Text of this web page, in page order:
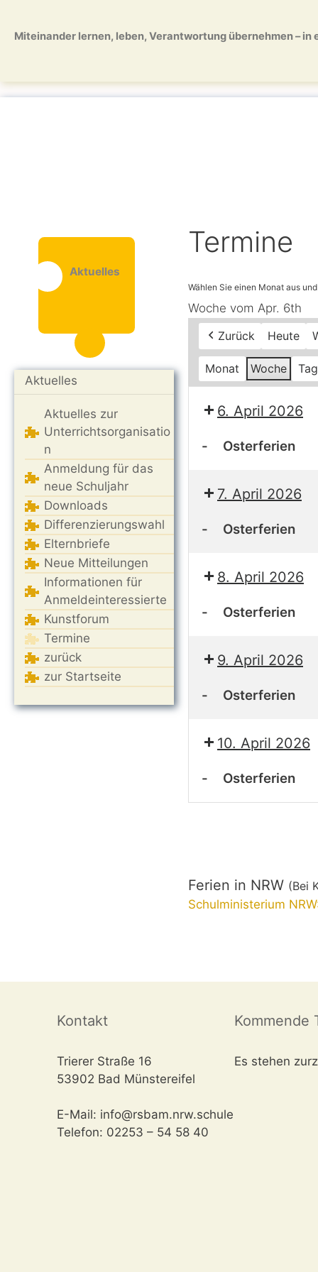
springen
springen
Miteinander lernen, leben, Verantwortung übernehmen – in
Aktuelles
Aktuelles
Aktuelles zur
Unterrichtsorganisatio
n
Anmeldung für das
neue Schuljahr
Downloads
Differenzierungswahl
Elternbriefe
Neue Mitteilungen
Informationen für
Anmeldeinteressierte
Kunstforum
Termine
zurück
zur Startseite
Termine
Woche vom Apr. 6th
Zurück
Heute
Monat Woche Tag
6. April 2026
- Osterferien
7. April 2026
- Osterferien
8. April 2026
- Osterferien
9. April 2026
- Osterferien
10. April 2026
- Osterferien
Osterferien
Ferien in NRW (Bei
Schulministerium
Kontakt
Trierer Straße 16
53902 Bad Münstereifel
E-Mail: info@rsbam.nrw.schule
Telefon: 02253 – 54 58 40
Kommende
Es stehen